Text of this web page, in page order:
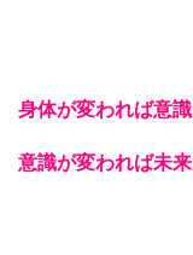
身体が変われば意
意識が変われば未